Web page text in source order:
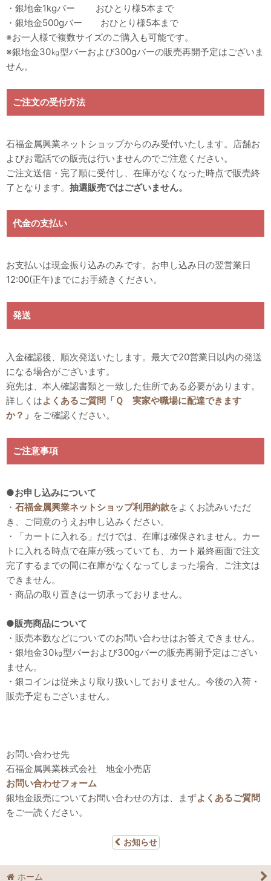
・銀地金1kgバー おひとり様5本まで
・銀地金500gバー おひとり様5本まで
※お一人様で複数サイズのご購入も可能です。
※銀地金30㎏型バーおよび300gバーの販売再開予定はございま
せん。
ご注文の受付方法
石福金属興業ネットショップからのみ受付いたします。店舗お
よびお電話での販売は行いませんのでご注意ください。
ご注文送信・完了順に受付し、在庫がなくなった時点で販売終
了となります。 抽選販売ではございません。
代金の支払い
お支払いは現金振り込みのみです。お申し込み日の翌営業日
12:00(正午)までにお手続きください。
発送
入金確認後、順次発送いたします。最大で20営業日以内の発送
になる場合がございます。
宛先は、本人確認書類と一致した住所である必要があります。
詳しくはよくあるご質問「Ｑ 実家や職場に配達できます
か？」 をご確認ください。
ご注意事項
●お申し込みについて
・ 石福金属興業ネットショップ利用約款をよくお読みいただ
き、ご同意のうえお申し込みください。
・「カートに入れる」だけでは、在庫は確保されません。カー
トに入れる時点で在庫が残っていても、カート最終画面で注文
完了するまでの間に在庫がなくなってしまった場合、ご注文は
できません。
・商品の取り置きは一切承っておりません。
●販売商品について
・販売本数などについてのお問い合わせはお答えできません。
・銀地金30㎏型バーおよび300gバーの販売再開予定はござい
ません。
・銀コインは従来より取り扱いしておりません。今後の入荷・
販売予定もございません。
お問い合わせ先
石福金属興業株式会社 地金小売店
お問い合わせフォーム
銀地金販売についてお問い合わせの方は、まずよくあるご質問
をご一読ください。
お知らせ
ホーム